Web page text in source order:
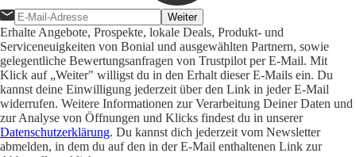
Weiter
Erhalte Angebote, Prospekte, lokale Deals, Produkt- und
Serviceneuigkeiten von Bonial und ausgewählten Partnern, sowie
gelegentliche Bewertungsanfragen von Trustpilot per E-Mail. Mit
Klick auf „Weiter" willigst du in den Erhalt dieser E-Mails ein. Du
kannst deine Einwilligung jederzeit über den Link in jeder E-Mail
widerrufen. Weitere Informationen zur Verarbeitung Deiner Daten und
zur Analyse von Öffnungen und Klicks findest du in unserer
Datenschutzerklärung. Du kannst dich jederzeit vom Newsletter
abmelden, in dem du auf den in der E-Mail enthaltenen Link zur